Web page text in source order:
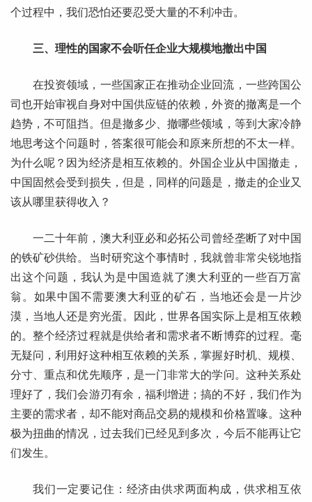
个过程中，我们恐怕还要忍受大量的不利冲击。
三、理性的国家不会听任企业大规模地撤出中国
在投资领域，一些国家正在推动企业回流，一些跨国公
司也开始审视自身对中国供应链的依赖，外资的撤离是一个
趋势，不可阻挡。但是撤多少、撤哪些领域，等到大家冷静
地思考这个问题时，答案很可能会和原来所想的不太一样。
为什么呢？因为经济是相互依赖的。外国企业从中国撤走，
中国固然会受到损失，但是，同样的问题是，撤走的企业又
该从哪里获得收入？
一二十年前，澳大利亚必和必拓公司曾经垄断了对中国
的铁矿砂供给。当时研究这个事情时，我就曾非常尖锐地指
出这个问题，我认为是中国造就了澳大利亚的一些百万富
翁。如果中国不需要澳大利亚的矿石，当地还会是一片沙
漠，当地人还是穷光蛋。因此，世界各国实际上是相互依赖
的。整个经济过程就是供给者和需求者不断博弈的过程。毫
无疑问，利用好这种相互依赖的关系，掌握好时机、规模、
分寸、重点和优先顺序，是一门非常大的学问。这种关系处
理好了，我们会游刃有余，福利增进；搞的不好，我们作为
主要的需求者，却不能对商品交易的规模和价格置喙。这种
极为扭曲的情况，过去我们已经见到多次，今后不能再让它
们发生。
我们一定要记住：经济由供求两面构成，供求相互依